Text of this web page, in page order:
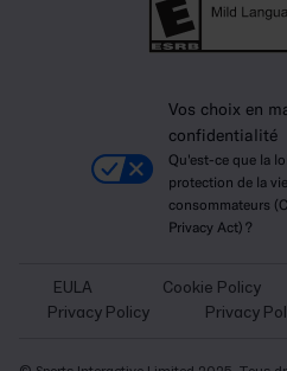
Vos choix en
confidentialité
Qu'est-ce que la
protection de la
consommateurs
Privacy Act) ?
EULA Cookie Policy
Privacy Policy
Privacy